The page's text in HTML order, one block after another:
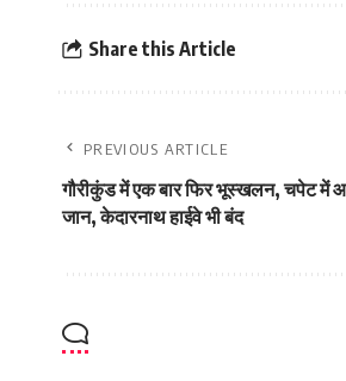
Share this Article
PREVIOUS ARTICLE
गौरीकुंड में एक बार फिर भूस्‍खलन, चपेट में
जान, केदारनाथ हाईवे भी बंद